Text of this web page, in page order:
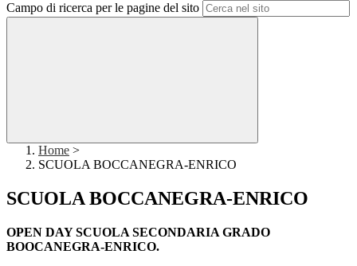
Campo di ricerca per le pagine del sito
Home >
SCUOLA BOCCANEGRA-ENRICO
SCUOLA BOCCANEGRA-ENRICO
OPEN DAY SCUOLA SECONDARIA GRADO
BOOCANEGRA-ENRICO.